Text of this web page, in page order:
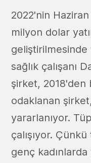
2022'nin
milyon dolar
geliştirilmesinde
sağlık çalışanı
şirket, 2018'den
odaklanan
yararlanıyor.
çalışıyor.
genç